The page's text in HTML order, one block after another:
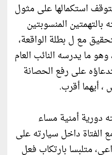
استكمالها على مثول
بالتهمتين المنسوبتين
مع ل بطلة الواقعة،
ما يدرسه النائب العام
على رفع الحصانة
، أيهما أقرب.
دورية أمنية مساء
مع الفتاة داخل سيارته على
متلبسا بارتكاب فعل